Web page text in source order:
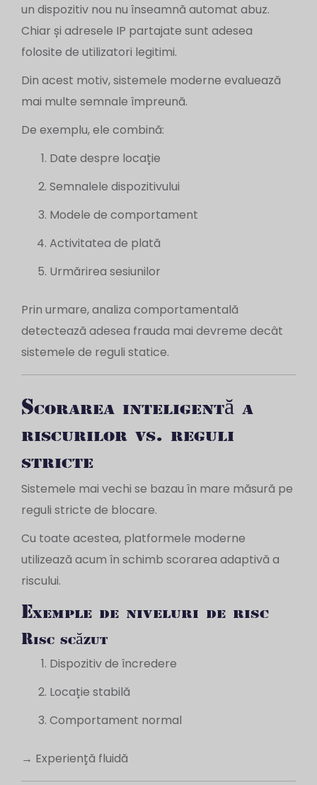
un dispozitiv nou nu înseamnă automat abuz.
Chiar și adresele IP partajate sunt adesea
folosite de utilizatori legitimi.
Din acest motiv, sistemele moderne evaluează
mai multe semnale împreună.
De exemplu, ele combină:
Date despre locație
Semnalele dispozitivului
Modele de comportament
Activitatea de plată
Urmărirea sesiunilor
Prin urmare, analiza comportamentală
detectează adesea frauda mai devreme decât
sistemele de reguli statice.
Scorarea inteligentă a
riscurilor vs. reguli
stricte
Sistemele mai vechi se bazau în mare măsură pe
reguli stricte de blocare.
Cu toate acestea, platformele moderne
utilizează acum în schimb scorarea adaptivă a
riscului.
Exemple de niveluri de risc
Risc scăzut
Dispozitiv de încredere
Locație stabilă
Comportament normal
→ Experiență fluidă